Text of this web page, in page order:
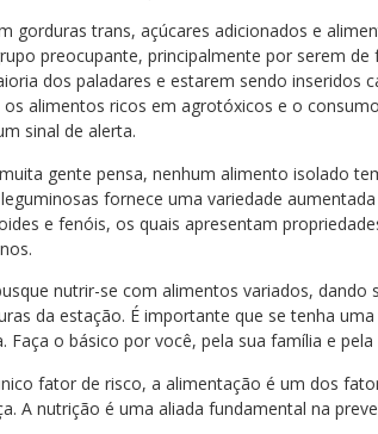
gorduras trans, açúcares adicionados e
preocupante, principalmente por serem de
dos paladares e estarem sendo inseridos
os alimentos ricos em agrotóxicos e o
sinal de alerta.
gente pensa, nenhum alimento isolado
fornece uma variedade
e fenóis, os quais apresentam
nutrir-se com alimentos variados, dando
da estação. É importante que se tenha
Faça o básico por você, pela sua família e
fator de risco, a alimentação é um dos
A nutrição é uma aliada fundamental na